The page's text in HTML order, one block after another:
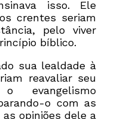
isso. Ele
crentes seriam
pelo viver
bíblico.
sua lealdade à
reavaliar seu
evangelismo
o com as
opiniões dele a